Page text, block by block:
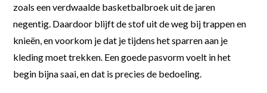
zoals een verdwaalde basketbalbroek uit de jaren
negentig. Daardoor blijft de stof uit de weg bij trappen en
knieën, en voorkom je dat je tijdens het sparren aan je
kleding moet trekken. Een goede pasvorm voelt in het
begin bijna saai, en dat is precies de bedoeling.